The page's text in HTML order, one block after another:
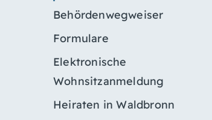
Behördenwegweiser
Formulare
Elektronische
Wohnsitzanmeldung
Heiraten in Waldbronn